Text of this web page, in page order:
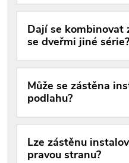
Dají se kombinovat
se dveřmi jiné série?
Může se zástěna
podlahu?
Lze zástěnu
pravou stranu?